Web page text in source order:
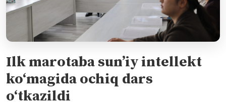
Ilk marotaba sun’iy intellekt
ko‘magida ochiq dars
o‘tkazildi